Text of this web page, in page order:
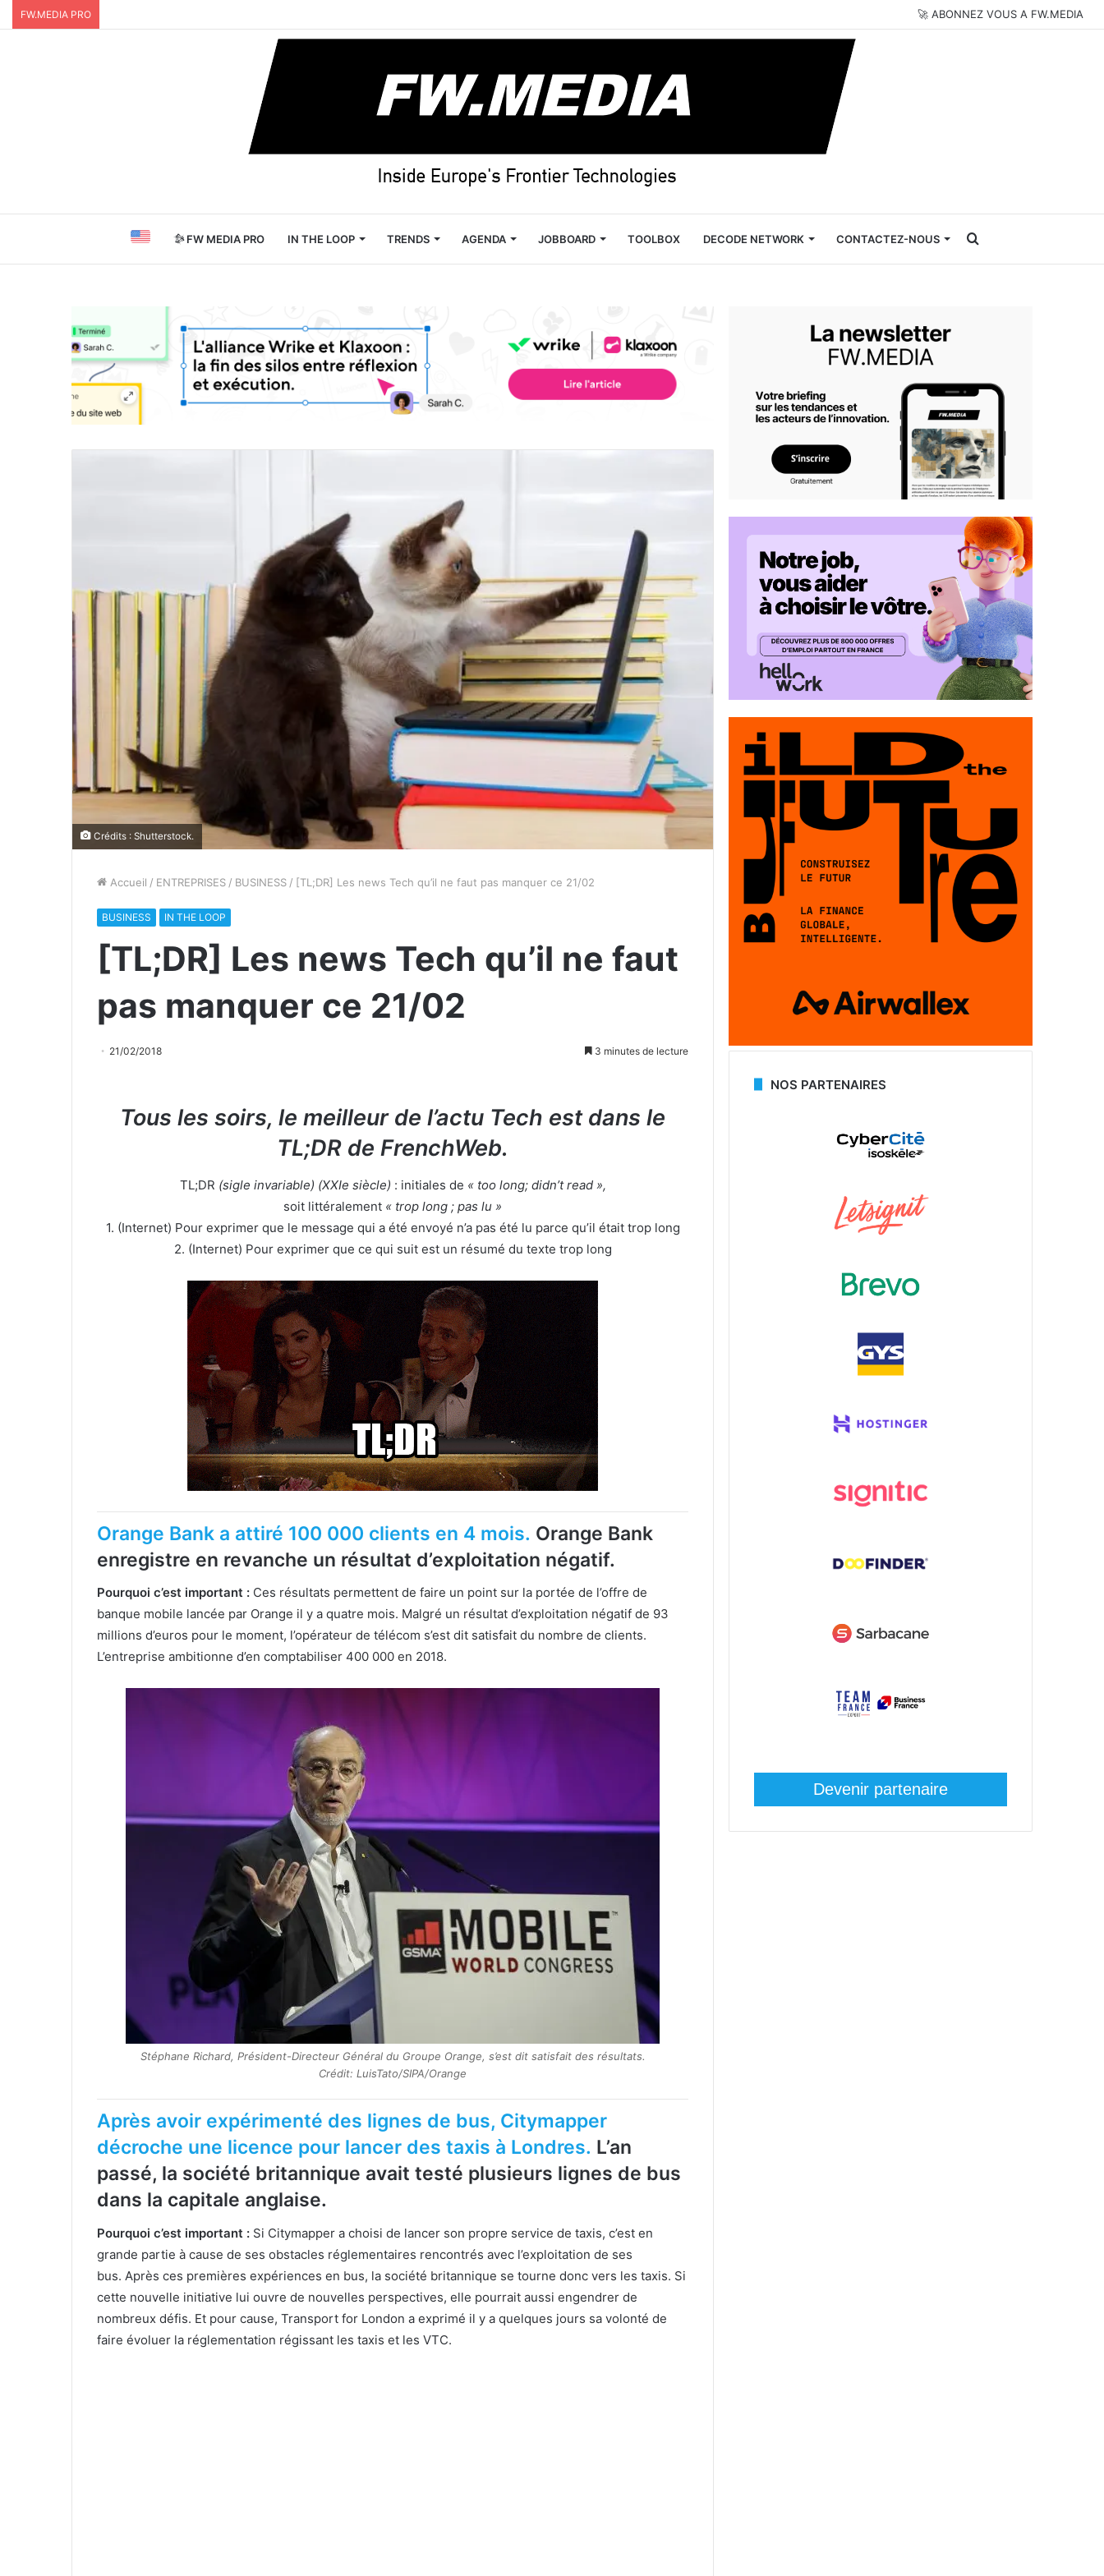
FW.MEDIA PRO 🚀 ABONNEZ VOUS A FW.MEDIA
FW MEDIA PRO IN THE LOOP TRENDS AGENDA JOBBOARD TOOLBOX DECODE NETWORK CONTACTEZ-NOUS Rechercher
Crédits : Shutterstock.
Accueil / ENTREPRISES / BUSINESS / [TL;DR] Les news Tech qu’il ne faut pas manquer ce 21/02
BUSINESS IN THE LOOP
[TL;DR] Les news Tech qu’il ne faut
pas manquer ce 21/02
21/02/2018 3 minutes de lecture
Tous les soirs, le meilleur de l’actu Tech est dans le
TL;DR de FrenchWeb.
TL;DR (sigle invariable) (XXIe siècle) : initiales de « too long; didn’t read »,
soit littéralement « trop long ; pas lu »
1. (Internet) Pour exprimer que le message qui a été envoyé n’a pas été lu parce qu’il était trop long
2. (Internet) Pour exprimer que ce qui suit est un résumé du texte trop long
Orange Bank a attiré 100 000 clients en 4 mois. Orange Bank
enregistre en revanche un résultat d’exploitation négatif.
Pourquoi c’est important : Ces résultats permettent de faire un point sur la portée de l’offre de
banque mobile lancée par Orange il y a quatre mois. Malgré un résultat d’exploitation négatif de 93
millions d’euros pour le moment, l’opérateur de télécom s’est dit satisfait du nombre de clients.
L’entreprise ambitionne d’en comptabiliser 400 000 en 2018.
Stéphane Richard, Président-Directeur Général du Groupe Orange, s’est dit satisfait des résultats.
Crédit: LuisTato/SIPA/Orange
Après avoir expérimenté des lignes de bus, Citymapper
décroche une licence pour lancer des taxis à Londres. L’an
passé, la société britannique avait testé plusieurs lignes de bus
dans la capitale anglaise.
Pourquoi c’est important : Si Citymapper a choisi de lancer son propre service de taxis, c’est en
grande partie à cause de ses obstacles réglementaires rencontrés avec l’exploitation de ses
bus. Après ces premières expériences en bus, la société britannique se tourne donc vers les taxis. Si
cette nouvelle initiative lui ouvre de nouvelles perspectives, elle pourrait aussi engendrer de
nombreux défis. Et pour cause, Transport for London a exprimé il y a quelques jours sa volonté de
faire évoluer la réglementation régissant les taxis et les VTC.
NOS PARTENAIRES
Devenir partenaire